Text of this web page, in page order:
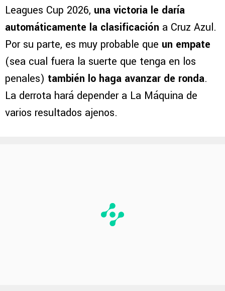
Leagues Cup 2026, una victoria le daría
automáticamente la clasificación a Cruz Azul.
Por su parte, es muy probable que un empate
(sea cual fuera la suerte que tenga en los
penales) también lo haga avanzar de ronda.
La derrota hará depender a La Máquina de
varios resultados ajenos.